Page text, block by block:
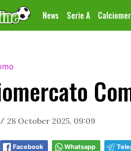
News Serie A
/ 28 October 2025, 09:09
Facebook Whatsapp